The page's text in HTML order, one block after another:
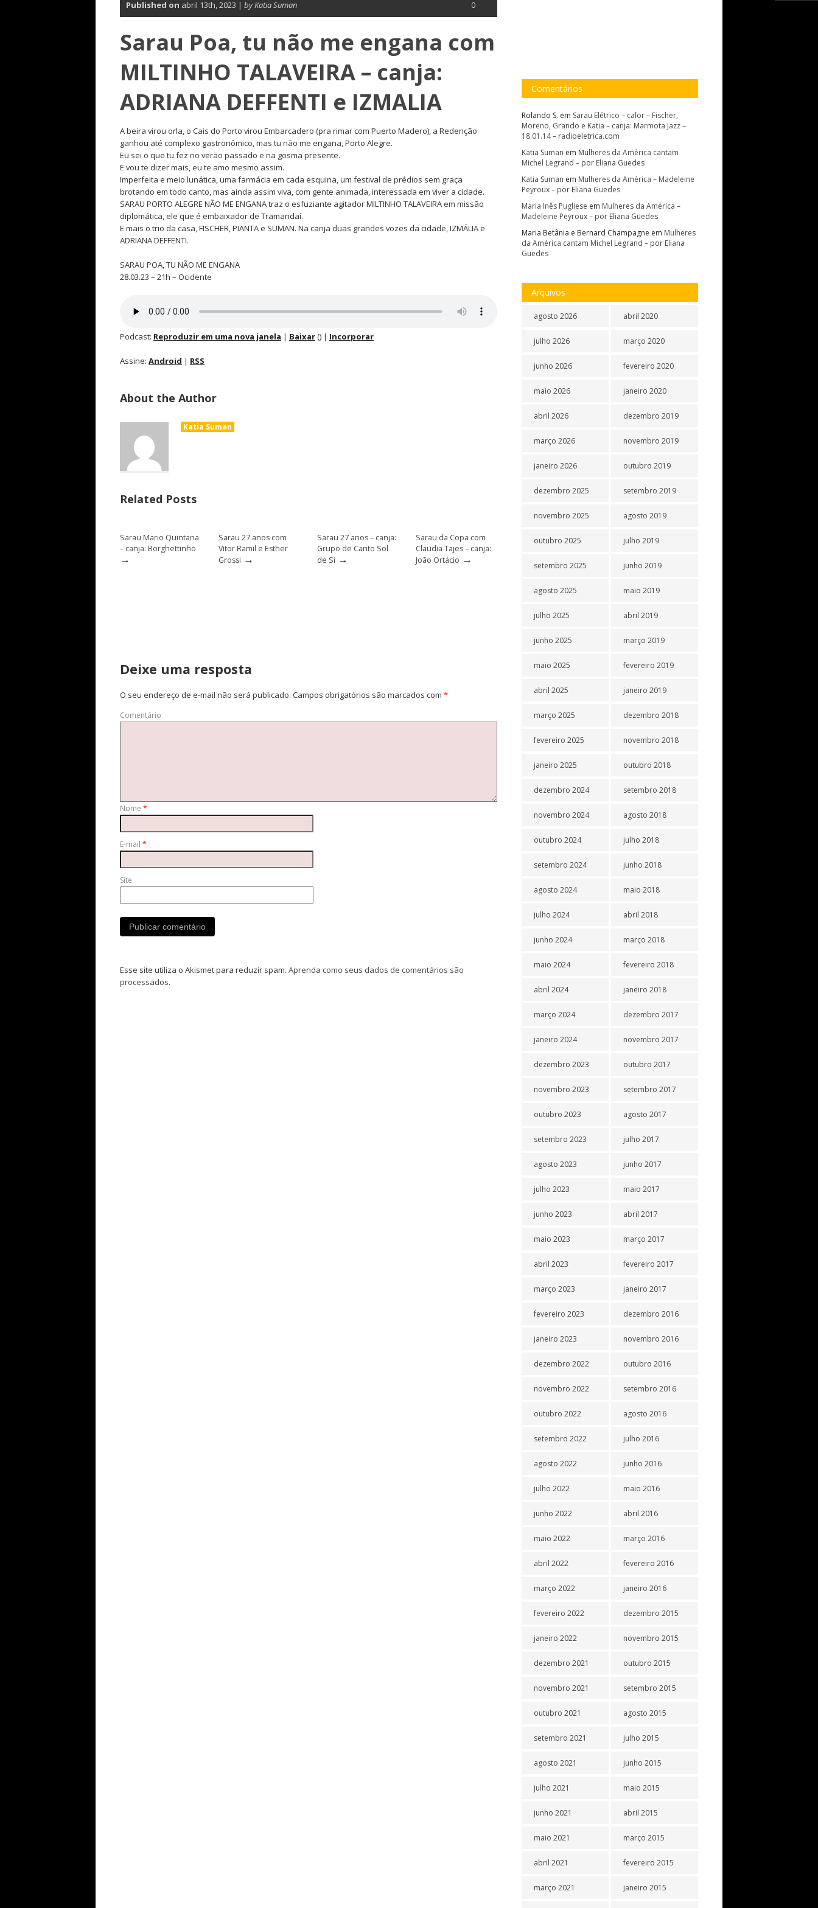
Published on abril 13th, 2023 | by Katia Suman 0
Sarau Poa, tu não me engana com
MILTINHO TALAVEIRA – canja:
ADRIANA DEFFENTI e IZMALIA
A beira virou orla, o Cais do Porto virou Embarcadero (pra rimar com Puerto Madero), a Redenção
ganhou até complexo gastronômico, mas tu não me engana, Porto Alegre.
Eu sei o que tu fez no verão passado e na gosma presente.
E vou te dizer mais, eu te amo mesmo assim.
Imperfeita e meio lunática, uma farmácia em cada esquina, um festival de prédios sem graça
brotando em todo canto, mas ainda assim viva, com gente animada, interessada em viver a cidade.
SARAU PORTO ALEGRE NÃO ME ENGANA traz o esfuziante agitador MILTINHO TALAVEIRA em missão
diplomática, ele que é embaixador de Tramandaí.
E mais o trio da casa, FISCHER, PIANTA e SUMAN. Na canja duas grandes vozes da cidade, IZMÁLIA e
ADRIANA DEFFENTI.
SARAU POA, TU NÃO ME ENGANA
28.03.23 – 21h – Ocidente
Podcast: Reproduzir em uma nova janela | Baixar() | Incorporar
Assine: Android | RSS
About the Author
Katia Suman
Related Posts
Sarau Mario Quintana
– canja: Borghettinho
→
Sarau 27 anos com
Vitor Ramil e Esther
Grossi →
Sarau 27 anos – canja:
Grupo de Canto Sol
de Si →
Sarau da Copa com
Claudia Tajes – canja:
João Ortácio →
Deixe uma resposta
O seu endereço de e-mail não será publicado. Campos obrigatórios são marcados com *
Comentário
Nome *
E-mail *
Site
Esse site utiliza o Akismet para reduzir spam. Aprenda como seus dados de comentários são
processados.
Comentários
Rolando S. em Sarau Elétrico – calor – Fischer,
Moreno, Grando e Katia – canja: Marmota Jazz –
18.01.14 – radioeletrica.com
Katia Suman em Mulheres da América cantam
Michel Legrand – por Eliana Guedes
Katia Suman em Mulheres da América – Madeleine
Peyroux – por Eliana Guedes
Maria Inês Pugliese em Mulheres da América –
Madeleine Peyroux – por Eliana Guedes
Maria Betânia e Bernard Champagne em Mulheres
da América cantam Michel Legrand – por Eliana
Guedes
Arquivos
agosto 2026
julho 2026
junho 2026
maio 2026
abril 2026
março 2026
janeiro 2026
dezembro 2025
novembro 2025
outubro 2025
setembro 2025
agosto 2025
julho 2025
junho 2025
maio 2025
abril 2025
março 2025
fevereiro 2025
janeiro 2025
dezembro 2024
novembro 2024
outubro 2024
setembro 2024
agosto 2024
julho 2024
junho 2024
maio 2024
abril 2024
março 2024
janeiro 2024
dezembro 2023
novembro 2023
outubro 2023
setembro 2023
agosto 2023
julho 2023
junho 2023
maio 2023
abril 2023
março 2023
fevereiro 2023
janeiro 2023
dezembro 2022
novembro 2022
outubro 2022
setembro 2022
agosto 2022
julho 2022
junho 2022
maio 2022
abril 2022
março 2022
fevereiro 2022
janeiro 2022
dezembro 2021
novembro 2021
outubro 2021
setembro 2021
agosto 2021
julho 2021
junho 2021
maio 2021
abril 2021
março 2021
abril 2020
março 2020
fevereiro 2020
janeiro 2020
dezembro 2019
novembro 2019
outubro 2019
setembro 2019
agosto 2019
julho 2019
junho 2019
maio 2019
abril 2019
março 2019
fevereiro 2019
janeiro 2019
dezembro 2018
novembro 2018
outubro 2018
setembro 2018
agosto 2018
julho 2018
junho 2018
maio 2018
abril 2018
março 2018
fevereiro 2018
janeiro 2018
dezembro 2017
novembro 2017
outubro 2017
setembro 2017
agosto 2017
julho 2017
junho 2017
maio 2017
abril 2017
março 2017
fevereiro 2017
janeiro 2017
dezembro 2016
novembro 2016
outubro 2016
setembro 2016
agosto 2016
julho 2016
junho 2016
maio 2016
abril 2016
março 2016
fevereiro 2016
janeiro 2016
dezembro 2015
novembro 2015
outubro 2015
setembro 2015
agosto 2015
julho 2015
junho 2015
maio 2015
abril 2015
março 2015
fevereiro 2015
janeiro 2015